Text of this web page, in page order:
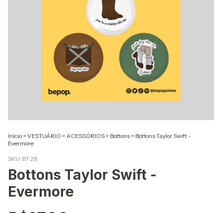
Início > VESTUÁRIO > ACESSÓRIOS > Bottons > Bottons Taylor Swift -
Evermore
SKU: BT 28
Bottons Taylor Swift -
Evermore